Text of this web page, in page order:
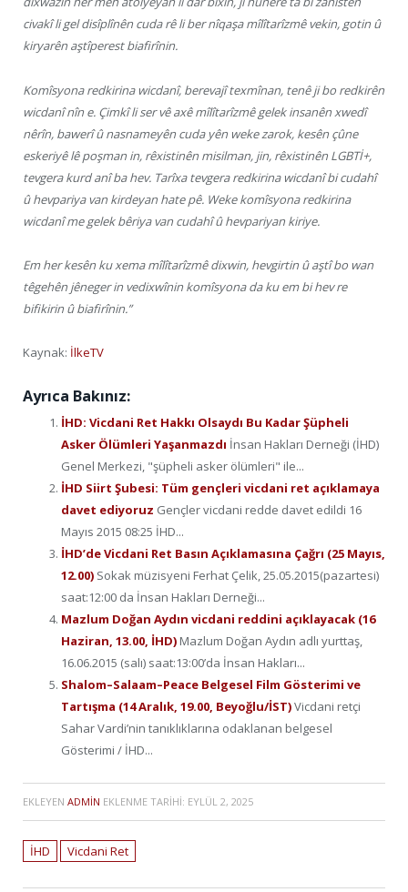
civakî li gel disîplînên cuda rê li ber nîqaşa mîlîtarîzmê vekin, gotin û
kiryarên aştîperest biafirînin.
Komîsyona redkirina wicdanî, berevajî texmînan, tenê ji bo redkirên
wicdanî nîn e. Çimkî li ser vê axê mîlîtarîzmê gelek insanên xwedî
nêrîn, bawerî û nasnameyên cuda yên weke zarok, kesên çûne
eskeriyê lê poşman in, rêxistinên misilman, jin, rêxistinên LGBTİ+,
tevgera kurd anî ba hev. Tarîxa tevgera redkirina wicdanî bi cudahî
û hevpariya van kirdeyan hate pê. Weke komîsyona redkirina
wicdanî me gelek bêriya van cudahî û hevpariyan kiriye.
Em her kesên ku xema mîlîtarîzmê dixwin, hevgirtin û aştî bo wan
têgehên jêneger in vedixwînin komîsyona da ku em bi hev re
bifikirin û biafirînin.”
Kaynak: İlkeTV
Ayrıca Bakınız:
İHD: Vicdani Ret Hakkı Olsaydı Bu Kadar Şüpheli
Asker Ölümleri Yaşanmazdı İnsan Hakları Derneği (İHD)
Genel Merkezi, "şüpheli asker ölümleri" ile...
İHD Siirt Şubesi: Tüm gençleri vicdani ret açıklamaya
davet ediyoruz Gençler vicdani redde davet edildi 16
Mayıs 2015 08:25 İHD...
İHD’de Vicdani Ret Basın Açıklamasına Çağrı (25 Mayıs,
12.00) Sokak müzisyeni Ferhat Çelik, 25.05.2015(pazartesi)
saat:12:00 da İnsan Hakları Derneği...
Mazlum Doğan Aydın vicdani reddini açıklayacak (16
Haziran, 13.00, İHD) Mazlum Doğan Aydın adlı yurttaş,
16.06.2015 (salı) saat:13:00’da İnsan Hakları...
Shalom–Salaam–Peace Belgesel Film Gösterimi ve
Tartışma (14 Aralık, 19.00, Beyoğlu/İST)Vicdani retçi
Sahar Vardi’nin tanıklıklarına odaklanan belgesel
Gösterimi / İHD...
EKLEYEN ADMIN EKLENME TARIHI: EYLÜL 2, 2025
İHD Vicdani Ret